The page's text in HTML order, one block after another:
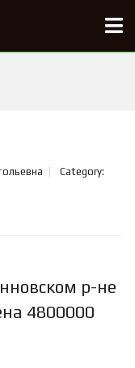
Category:
р-не
4800000